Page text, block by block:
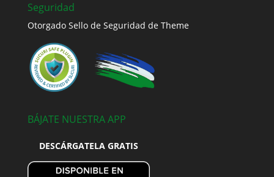
Seguridad
Otorgado Sello de Seguridad de Theme
BÁJATE NUESTRA APP
DESCÁRGATELA GRATIS